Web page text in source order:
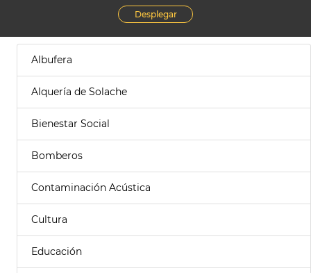
Desplegar
Albufera
Alquería de Solache
Bienestar Social
Bomberos
Contaminación Acústica
Cultura
Educación